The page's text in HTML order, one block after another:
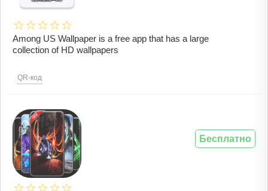
Among US Wallpaper is a free app that has a large
collection of HD wallpapers
QR-код
Бесплатно